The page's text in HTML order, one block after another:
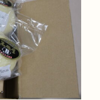
品